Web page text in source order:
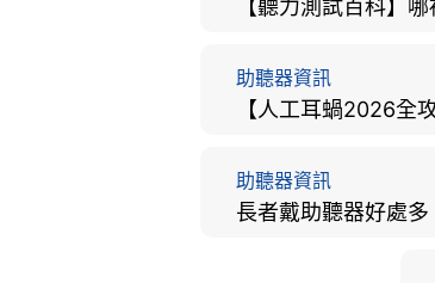
助聽器資訊
助聽器資訊